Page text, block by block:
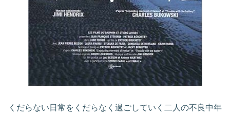
くだらない日常をくだらなく過ごしていく二人の不良中年